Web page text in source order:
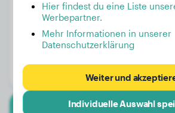
Premium
Gewicht:
Hier findest du eine Liste
Werbepartner.
Mehr Informationen in unserer
Datenschutzerklärung
Weiter und
Individuelle Auswahl